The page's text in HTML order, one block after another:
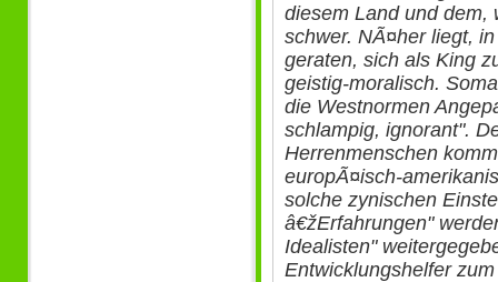
diesem Land und dem,
schwer. NÃ¤her liegt,
geraten, sich als King
geistig-moralisch.
die Westnormen
schlampig, ignorant".
Herrenmenschen
europÃ¤isch-
solche zynischen
â€žErfahrungen"
Idealisten"
Entwicklungshelfer